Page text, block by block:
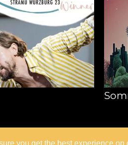
you get the best experience on